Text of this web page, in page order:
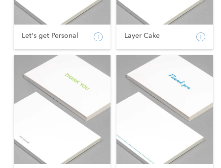
Let's get Personal Layer Cake